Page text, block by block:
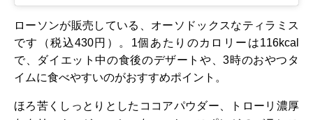
ローソンが販売している、オーソドックスなティラミス
です（税込430円）。1個あたりのカロリーは116kcal
で、ダイエット中の食後のデザートや、3時のおやつタ
イムに食べやすいのがおすすめポイント。
ほろ苦くしっとりとしたココアパウダー、トローリ濃厚